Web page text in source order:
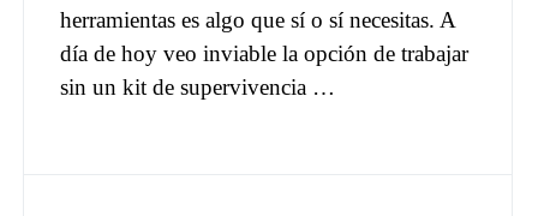
herramientas es algo que sí o sí necesitas. A
día de hoy veo inviable la opción de trabajar
sin un kit de supervivencia …